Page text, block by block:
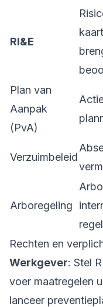
RI&E
kaart
Plan van
Aanpak
(PvA)
Verzuimbeleid
Arboregeling
Rechten en
Werkgever: Stel
voer maatregelen
lanceer